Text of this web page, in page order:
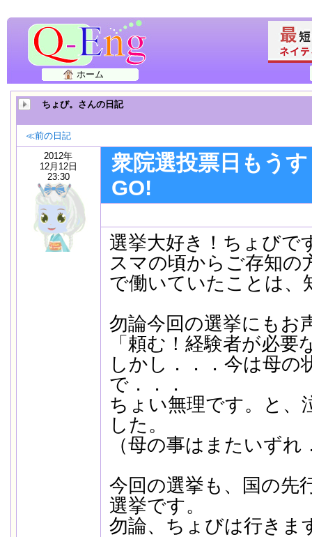
ホーム
ちょび。さんの日記
≪前の日記
2012年
12月12日
23:30
衆院選投票日もう
GO!
選挙大好き！ちょびで
スマの頃からご存知の
で働いていたことは、
勿論今回の選挙にもお
「頼む！経験者が必要
しかし．．．今は母の
で．．．
ちょい無理です。と、
した。
（母の事はまたいずれ
今回の選挙も、国の先
選挙です。
勿論、ちょびは行きま